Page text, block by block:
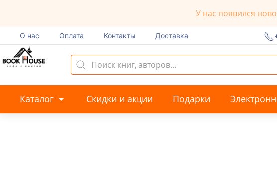
У нас появился
О нас Оплата Контакты Доставка
Каталог Скидки и акции Подарки